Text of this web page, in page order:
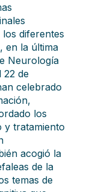
diferentes
en la última
Neurología
22 de
celebrado
los
y tratamiento
acogió la
de la
temas de